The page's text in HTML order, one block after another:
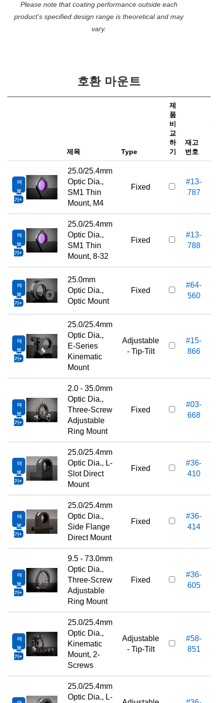
Please note that coating performance outside each
product’s specified design range is theoretical and may
vary.
호환 마운트
제목 Type
제
품
비
교
하
기
재고
번호
더
보
기
25.0/25.4mm
Optic Dia.,
SM1 Thin
Mount, M4
Fixed
#13-
787
더
보
기
25.0/25.4mm
Optic Dia.,
SM1 Thin
Mount, 8-32
Fixed
#13-
788
더
보
기
25.0mm
Optic Dia.,
Optic Mount
Fixed
#64-
560
더
보
기
25.0/25.4mm
Optic Dia.,
E-Series
Kinematic
Mount
Adjustable
- Tip-Tilt
#15-
866
더
보
기
2.0 - 35.0mm
Optic Dia.,
Three-Screw
Adjustable
Ring Mount
Fixed
#03-
668
더
보
기
25.0/25.4mm
Optic Dia., L-
Slot Direct
Mount
Fixed
#36-
410
더
보
기
25.0/25.4mm
Optic Dia.,
Side Flange
Direct Mount
Fixed
#36-
414
더
보
기
9.5 - 73.0mm
Optic Dia.,
Three-Screw
Adjustable
Ring Mount
Fixed
#36-
605
더
보
기
25.0/25.4mm
Optic Dia.,
Kinematic
Mount, 2-
Screws
Adjustable
- Tip-Tilt
#58-
851
25.0/25.4mm
Optic Dia., L-